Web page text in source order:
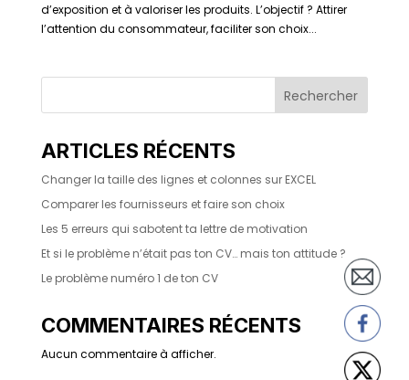
d’exposition et à valoriser les produits. L’objectif ? Attirer
l’attention du consommateur, faciliter son choix...
Rechercher
ARTICLES RÉCENTS
Changer la taille des lignes et colonnes sur EXCEL
Comparer les fournisseurs et faire son choix
Les 5 erreurs qui sabotent ta lettre de motivation
Et si le problème n’était pas ton CV… mais ton attitude ?
Le problème numéro 1 de ton CV
COMMENTAIRES RÉCENTS
Aucun commentaire à afficher.